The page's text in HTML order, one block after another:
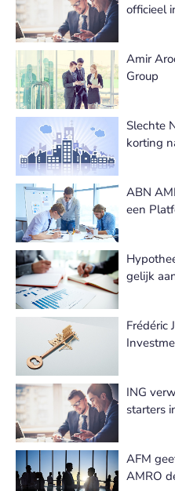
officieel
Amir
Group
Slechte
korting
ABN
een
gelijk
Frédéric
ING
starters
AFM
AMRO